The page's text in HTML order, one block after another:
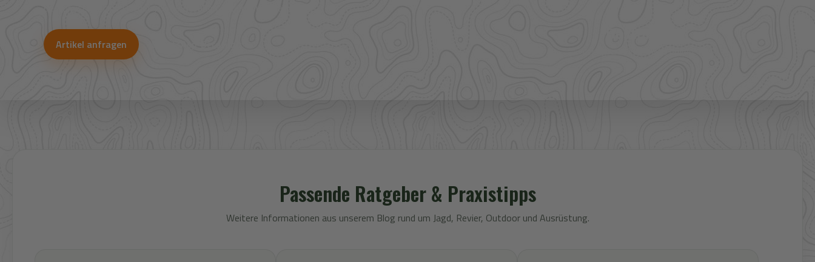
Artikel anfragen
Passende Ratgeber & Praxistipps
Weitere Informationen aus unserem Blog rund um Jagd, Revier, Outdoor und Ausrüstung.